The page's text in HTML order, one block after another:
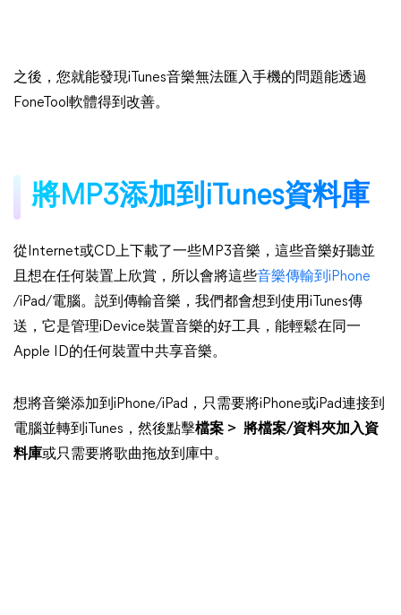
之後，您就能發現iTunes音樂無法匯入手機的問題能透過
FoneTool軟體得到改善。
將MP3添加到iTunes資料庫
從Internet或CD上下載了一些MP3音樂，這些音樂好聽並
且想在任何裝置上欣賞，所以會將這些音樂傳輸到iPhone
/iPad/電腦。説到傳輸音樂，我們都會想到使用iTunes傳
送，它是管理iDevice裝置音樂的好工具，能輕鬆在同一
Apple ID的任何裝置中共享音樂。
想將音樂添加到iPhone/iPad，只需要將iPhone或iPad連接到
電腦並轉到iTunes，然後點擊檔案 > 將檔案/資料夾加入資
料庫或只需要將歌曲拖放到庫中。